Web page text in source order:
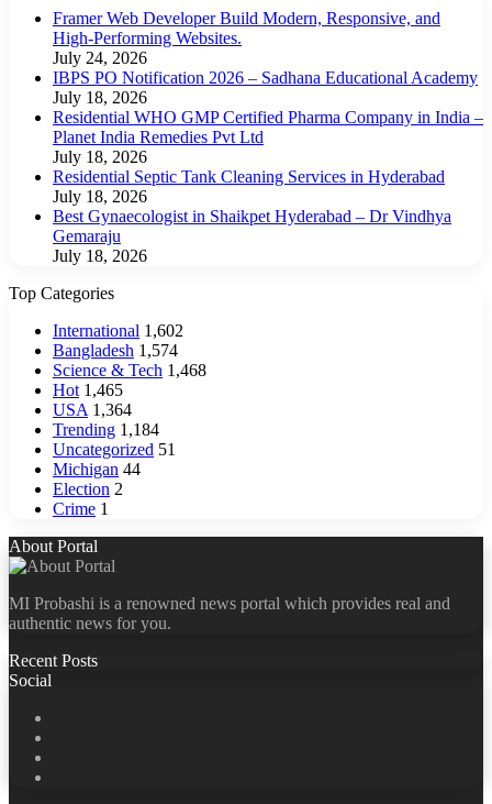
Framer Web Developer Build Modern, Responsive, and
High-Performing Websites.
July 24, 2026
IBPS PO Notification 2026 – Sadhana Educational Academy
July 18, 2026
Residential WHO GMP Certified Pharma Company in India –
Planet India Remedies Pvt Ltd
July 18, 2026
Residential Septic Tank Cleaning Services in Hyderabad
July 18, 2026
Best Gynaecologist in Shaikpet Hyderabad – Dr Vindhya
Gemaraju
July 18, 2026
Top Categories
International 1,602
Bangladesh 1,574
Science & Tech 1,468
Hot 1,465
USA 1,364
Trending 1,184
Uncategorized 51
Michigan 44
Election 2
Crime 1
About Portal
MI Probashi is a renowned news portal which provides real and
authentic news for you.
Recent Posts
Social